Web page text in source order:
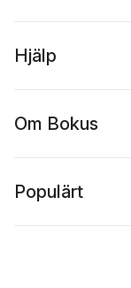
Hjälp
Om Bokus
Populärt